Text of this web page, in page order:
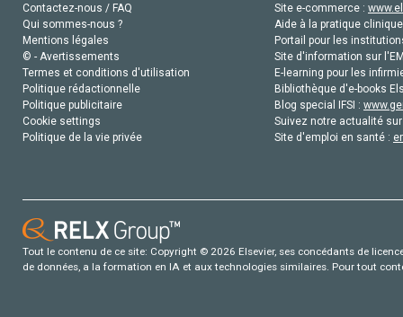
Contactez-nous / FAQ
Qui sommes-nous ?
Mentions légales
© - Avertissements
Termes et conditions d'utilisation
Politique rédactionnelle
Politique publicitaire
Cookie settings
Politique de la vie privée
Site e-commerce :
Aide à la pratique
Portail pour les
Site d'information sur
E-learning pour les
Bibliothèque d'e-books
Blog special IFSI :
Suivez notre actualité
Site d'emploi en santé :
Tout le contenu de ce site: Copyright © 2026 Elsevier, ses concédants de
de données, a la formation en IA et aux technologies similaires. Pour tout